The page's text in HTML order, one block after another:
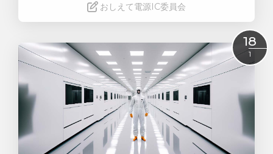
おしえて電源IC委員会
18
1